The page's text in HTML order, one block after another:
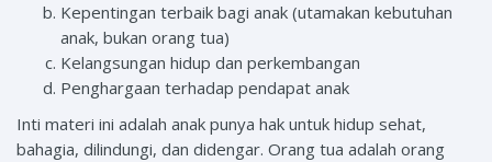
Kepentingan terbaik bagi anak (utamakan kebutuhan
anak, bukan orang tua)
Kelangsungan hidup dan perkembangan
Penghargaan terhadap pendapat anak
Inti materi ini adalah anak punya hak untuk hidup sehat,
bahagia, dilindungi, dan didengar. Orang tua adalah orang